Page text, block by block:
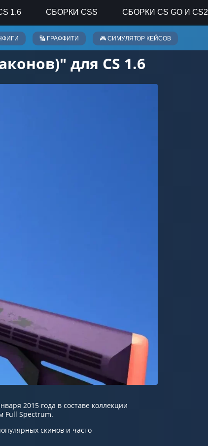
1.6 СБОРКИ CSS СБОРКИ CS GO И CS2
🔣 ГРАФФИТИ 🎮 СИМУЛЯТОР КЕЙСОВ
для CS 1.6
2015 года в составе коллекции
Full Spectrum.
скинов и часто